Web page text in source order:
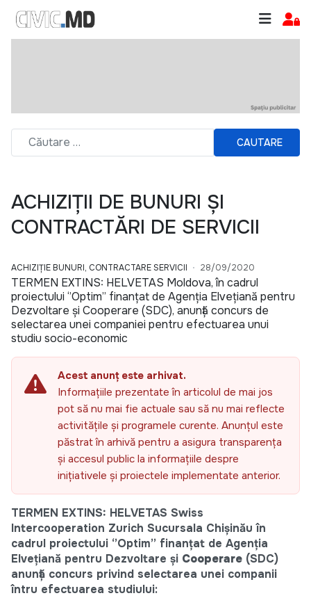
CAUTARE
ACHIZIȚII DE BUNURI ȘI
CONTRACTĂRI DE SERVICII
ACHIZIȚIE BUNURI, CONTRACTARE SERVICII 28/09/2020
TERMEN EXTINS: HELVETAS Moldova, în cadrul
proiectului ‘’Optim’’ finanțat de Agenția Elvețiană pentru
Dezvoltare și Cooperare (SDC), anunță concurs de
selectarea unei companiei pentru efectuarea unui
studiu socio-economic
Acest anunț este arhivat.
Informațiile prezentate în articolul de mai jos
pot să nu mai fie actuale sau să nu mai reflecte
activitățile și programele curente. Anunțul este
păstrat în arhivă pentru a asigura transparența
și accesul public la informațiile despre
inițiativele și proiectele implementate anterior.
TERMEN EXTINS: HELVETAS Swiss
Intercooperation Zurich Sucursala Chișinău în
cadrul proiectului ‘’Optim’’ finanțat de Agenția
Elvețiană pentru Dezvoltare și Cooperare (SDC)
anunță concurs privind selectarea unei companii
întru efectuarea studiului: